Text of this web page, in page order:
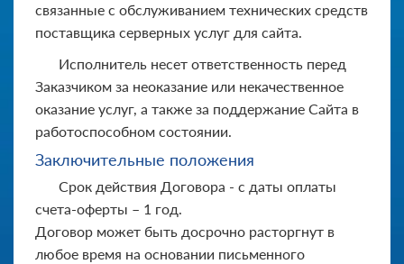
связанные с обслуживанием технических средств
поставщика серверных услуг для сайта.
Исполнитель несет ответственность перед
Заказчиком за неоказание или некачественное
оказание услуг, а также за поддержание Сайта в
работоспособном состоянии.
Заключительные положения
Срок действия Договора - с даты оплаты
счета-оферты – 1 год.
Договор может быть досрочно расторгнут в
любое время на основании письменного